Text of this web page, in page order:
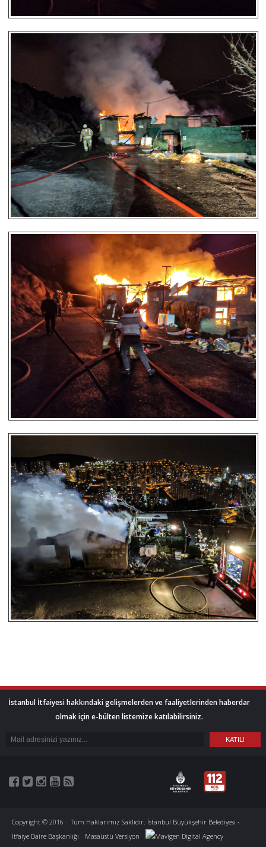
İstanbul İtfaiyesi hakkındaki gelişmelerden ve faaliyetlerinden haberdar
olmak için e-bülten listemize katılabilirsiniz.
Copyright © 2016
Tüm Haklarımız Saklıdır. İstanbul Büyükşehir Belediyesi -
İtfaiye Daire Başkanlığı
Masaüstü Versiyon